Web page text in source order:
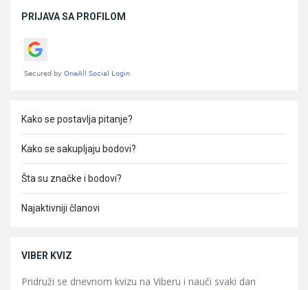
PRIJAVA SA PROFILOM
Kako se postavlja pitanje?
Kako se sakupljaju bodovi?
Šta su značke i bodovi?
Najaktivniji članovi
VIBER KVIZ
Pridruži se dnevnom kvizu na Viberu i nauči svaki dan